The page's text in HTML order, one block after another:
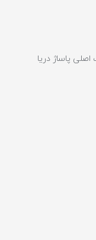
پاساژ دریا